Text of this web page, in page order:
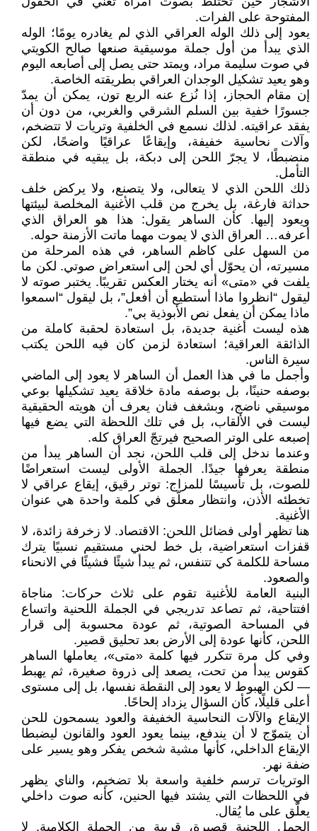
المفتوحة على الفرات.
يعود إلى ذلك الوله العراقي الذي لم يغادره يومًا؛ الوله
الذي يبدأ من أول جملة موسيقية صنعها صالح الكويتي
في صوت سليمة مراد، ويمتد حتى يصل إلى أصابعه اليوم
وهو يعيد تشكيل الوجدان العراقي بطريقته الخاصة.
إن مقام الحجاز، إذا نُزع عنه الربع تون، يمكن أن يمدّ
جسورًا خفية بين السلم الشرقي والغربي، من دون أن
يفقد عراقيته. لذلك نسمع في الخلفية وتريات لا تتضخم،
وآلات نحاسية خفيفة، وإيقاعًا عراقيًا واضحًا، لكن
منضبطًا، لا يجرّ اللحن إلى دبكة، بل يبقيه في منطقة
التأمل.
ذلك اللحن الذي لا يتعالى، ولا يتصنع، ولا يركض خلف
حداثة فارغة، بل يخرج من قلب الأغنية المخلصة لبيئتها
ويعود إليها. كأن الساهر يقول: هذا هو العراق الذي
أعرفه… العراق الذي لا يموت مهما ماتت الأزمنة حوله.
من السهل على كاظم الساهر، في هذه المرحلة من
مسيرته، أن يحوّل أي لحن إلى استعراض صوتي. لكن ما
يلفت في «متى» أنه يختار العكس تقريبًا. يختبر صوته لا
ليقول “انظروا ماذا أستطيع أن أفعل”، بل ليقول “اسمعوا
ماذا يمكن أن يفعل نص الأبوذية بي”.
هذه ليست أغنية جديدة، بل استعادة لحقبة كاملة من
الذائقة العراقية؛ استعادة لزمن كان فيه اللحن يكتب
سيرة الناس.
وأجمل ما في هذا العمل أن الساهر لا يعود إلى الماضي
بوصفه حنينًا، بل بوصفه مادة خلاقة يعيد تشكيلها بوعي
موسيقي ناضج، وبشغف فنان يعرف أن هويته الحقيقية
ليست في الألقاب، بل في تلك اللحظة التي يضع فيها
إصبعه على الوتر الصحيح فيرتجّ العراق كله.
وعندما ندخل إلى قلب اللحن، نجد أن الساهر يبدأ من
منطقة يعرفها جيدًا. الجملة الأولى ليست استعراضًا
للصوت، بل تأسيسًا للمزاج: توتر رقيق، إيقاع عراقي لا
تخطئه الأذن، وانتظار معلّق في كلمة واحدة هي عنوان
الأغنية.
هنا تظهر أولى فضائل اللحن: الاقتصاد. لا زخرفة زائدة، لا
قفزات استعراضية، بل خط لحني مستقيم نسبيًا يترك
مساحة للكلمة كي تتنفس، ثم يبدأ شيئًا فشيئًا في الانحناء
والصعود.
البنية العامة للأغنية تقوم على ثلاث حركات: مناجاة
افتتاحية، ثم تصاعد تدريجي في الجملة اللحنية واتساع
في المساحة الصوتية، ثم عودة محسوبة إلى قرار
اللحن، كأنها عودة إلى الأرض بعد تحليق قصير.
وفي كل مرة تتكرر فيها كلمة «متى»، يعاملها الساهر
كقوس يبدأ من تحت، يصعد إلى ذروة صغيرة، ثم يهبط
— لكن الهبوط لا يعود إلى النقطة نفسها، بل إلى مستوى
أعلى قليلًا، كأن السؤال يزداد إلحاحًا.
الإيقاع والآلات النحاسية الخفيفة والعود يسمحون للحن
أن يتموّج لا أن يندفع، بينما يعود العود والقانون ليضبطا
الإيقاع الداخلي، كأنها مشية شخص يفكر وهو يسير على
ضفة نهر.
الوتريات ترسم خلفية واسعة بلا تضخيم، والناي يظهر
في اللحظات التي يشتد فيها الحنين، كأنه صوت داخلي
يعلّق على ما يُقال.
الجمل اللحنية قصيرة، قريبة من الجملة الكلامية. لا